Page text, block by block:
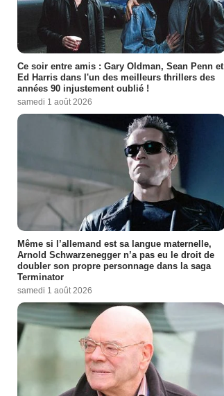
Ce soir entre amis : Gary Oldman, Sean Penn et
Ed Harris dans l'un des meilleurs thrillers des
années 90 injustement oublié !
samedi 1 août 2026
Même si l’allemand est sa langue maternelle,
Arnold Schwarzenegger n’a pas eu le droit de
doubler son propre personnage dans la saga
Terminator
samedi 1 août 2026